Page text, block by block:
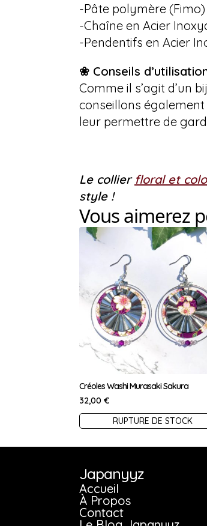
-Pâte polymère (Fimo)
-Chaîne en Acier
-Pendentifs en Acier
❀ Conseils
Comme il s’agit d’un
conseillons
leur permettre de
Le collier floral et
style !
Vous aimerez
Créoles Washi Murasaki Sakura
32,00 €
RUPTURE DE STOCK
Ce
plusieurs
variations.
Les
options
Japanyyz
Accueil
À Propos
Contact